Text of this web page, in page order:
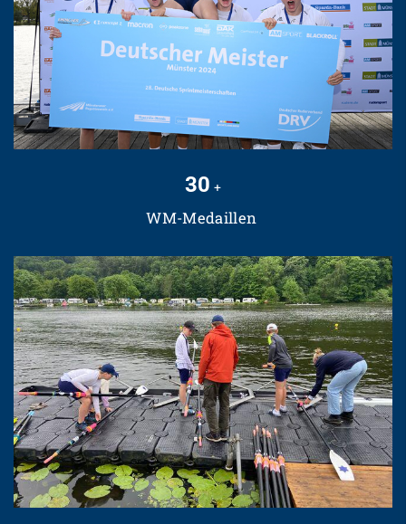
30 +
WM-Medaillen